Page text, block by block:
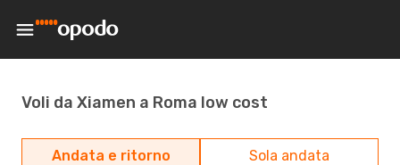
Voli da Xiamen a Roma low cost
Andata e ritorno Sola andata